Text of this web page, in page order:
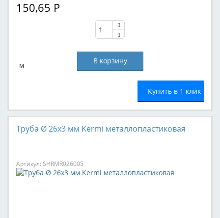
150,65 Р
м
Купить в 1 клик
Труба Ø 26x3 мм Kermi металлопластиковая
Артикул: SHRMR026005